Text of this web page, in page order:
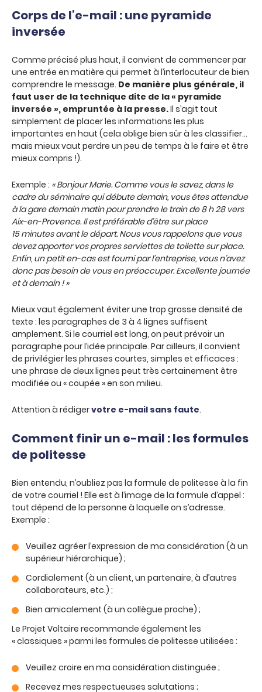
Corps de l’e-mail : une pyramide
inversée
Comme précisé plus haut, il convient de commencer par
une entrée en matière qui permet à l’interlocuteur de bien
comprendre le message. De manière plus générale, il
faut user de la technique dite de la « pyramide
inversée », empruntée à la presse.Il s’agit tout
simplement de placer les informations les plus
importantes en haut (cela oblige bien sûr à les classifier…
mais mieux vaut perdre un peu de temps à le faire et être
mieux compris !).
Exemple : « Bonjour Marie. Comme vous le savez, dans le
cadre du séminaire qui débute demain, vous êtes attendue
à la gare demain matin pour prendre le train de 8 h 28 vers
Aix-en-Provence. Il est préférable d’être sur place
15 minutes avant le départ. Nous vous rappelons que vous
devez apporter vos propres serviettes de toilette sur place.
Enfin, un petit en-cas est fourni par l’entreprise, vous n’avez
donc pas besoin de vous en préoccuper. Excellente journée
et à demain ! »
Mieux vaut également éviter une trop grosse densité de
texte : les paragraphes de 3 à 4 lignes suffisent
amplement. Si le courriel est long, on peut prévoir un
paragraphe pour l’idée principale. Par ailleurs, il convient
de privilégier les phrases courtes, simples et efficaces :
une phrase de deux lignes peut très certainement être
modifiée ou « coupée » en son milieu.
Attention à rédigervotre e-mail sans faute.
Comment finir un e-mail : les formules
de politesse
Bien entendu, n’oubliez pas la formule de politesse à la fin
de votre courriel ! Elle est à l’image de la formule d’appel :
tout dépend de la personne à laquelle on s’adresse.
Exemple :
Veuillez agréer l’expression de ma considération (à un
supérieur hiérarchique) ;
Cordialement (à un client, un partenaire, à d’autres
collaborateurs, etc.) ;
Bien amicalement (à un collègue proche) ;
Le Projet Voltaire recommande également les
« classiques » parmi les formules de politesse utilisées :
Veuillez croire en ma considération distinguée ;
Recevez mes respectueuses salutations ;